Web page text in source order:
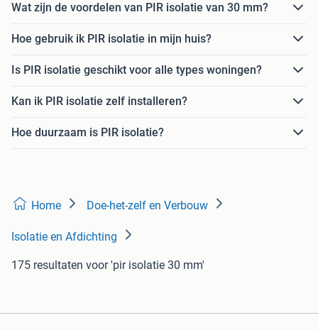
Wat zijn de voordelen van PIR isolatie van 30 mm?
Hoe gebruik ik PIR isolatie in mijn huis?
Is PIR isolatie geschikt voor alle types woningen?
Kan ik PIR isolatie zelf installeren?
Hoe duurzaam is PIR isolatie?
Home Doe-het-zelf en Verbouw
Isolatie en Afdichting
175 resultaten voor 'pir isolatie 30 mm'